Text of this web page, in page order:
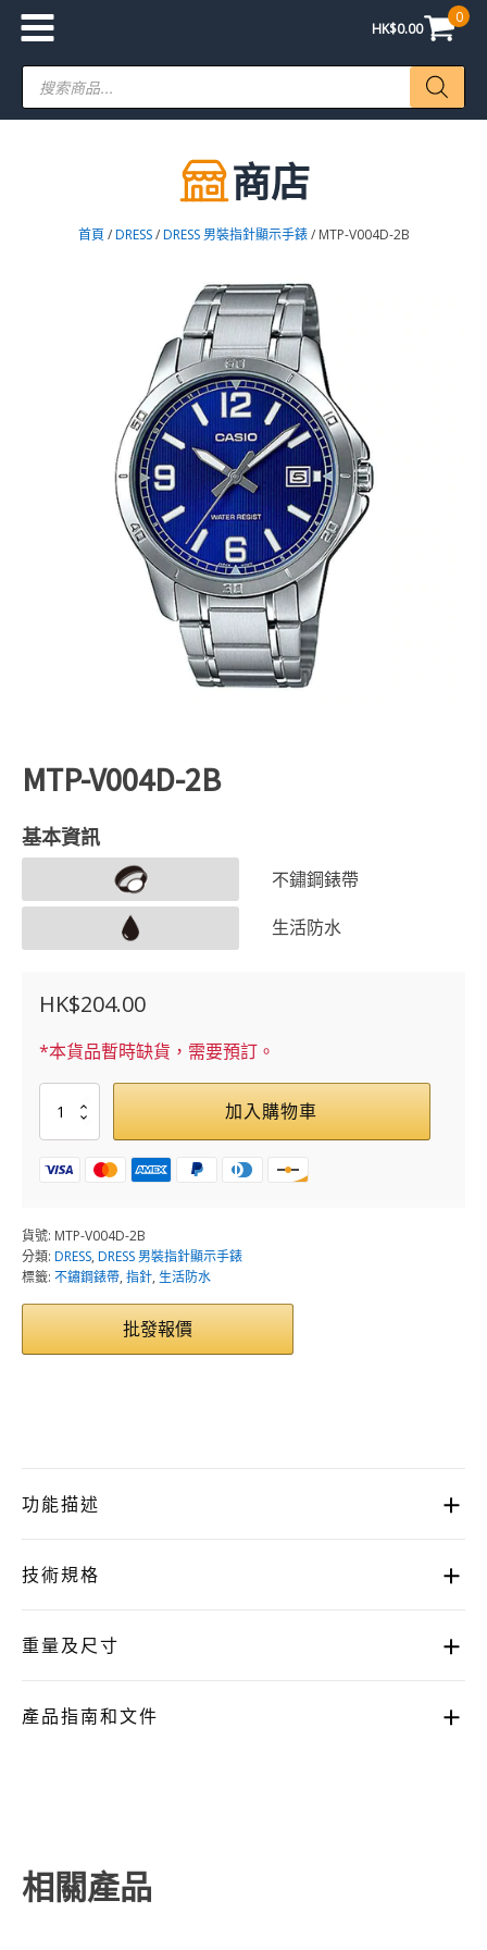
HK$0.00
0
Products
search
商店
首頁 /DRESS/DRESS 男裝指針顯示手錶/ MTP-V004D-2B
MTP-V004D-2B
基本資訊
不鏽鋼錶帶
生活防水
HK$204.00
*本貨品暫時缺貨，需要預訂。
V004D-
2B
數
加入購物車
貨號: MTP-V004D-2B
分類: DRESS, DRESS 男裝指針顯示手錶
標籤: 不鏽鋼錶帶, 指針, 生活防水
批發報價
功能描述
技術規格
重量及尺寸
產品指南和文件
相關產品